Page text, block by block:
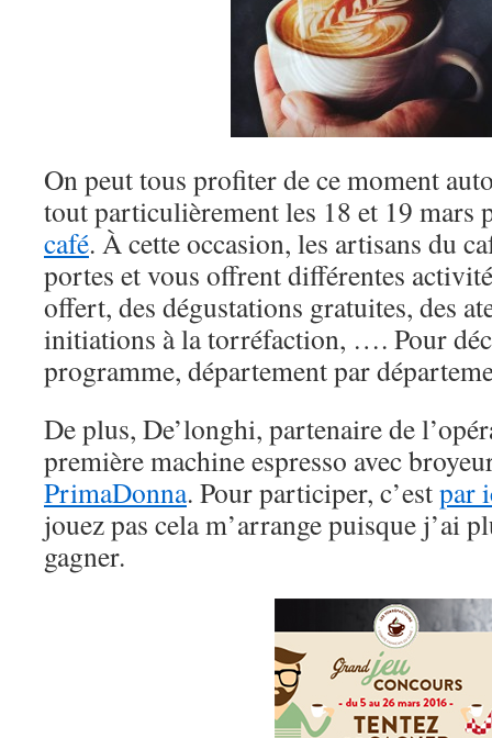
On peut tous profiter de ce moment
tout particulièrement les 18 et 19 mars
café. À cette occasion, les artisans du
portes et vous offrent différentes
offert, des dégustations gratuites, des
initiations à la torréfaction, …. Pour
programme, département par
De plus, De’longhi, partenaire de
première machine espresso avec
PrimaDonna. Pour participer, c’estpar
jouez pas cela m’arrange puisque j’ai
gagner.